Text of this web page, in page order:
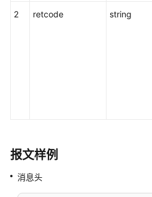
口
考
智
能
2 retcode string
报文样例
消息头